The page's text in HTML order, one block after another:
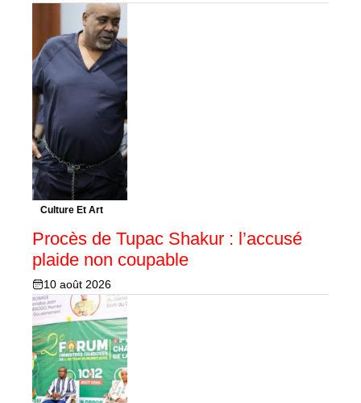
Culture Et Art
Procès de Tupac Shakur : l’accusé
plaide non coupable
10 août 2026